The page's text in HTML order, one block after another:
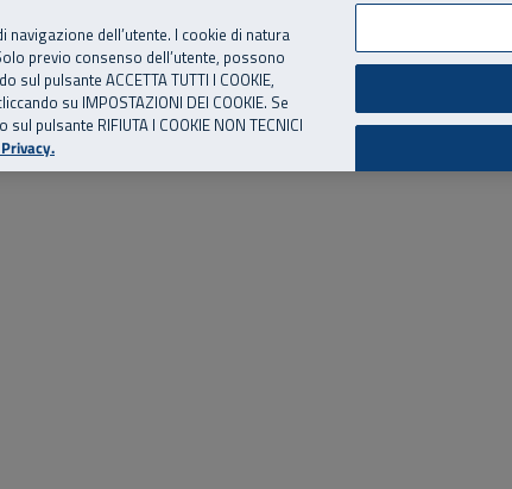
06
Risorse utili Supporto
dell’utente. I cookie di natura
previo consenso dell’utente, possono
pulsante ACCETTA TUTTI I COOKIE,
su IMPOSTAZIONI DEI COOKIE. Se
pulsante RIFIUTA I COOKIE NON TECNICI